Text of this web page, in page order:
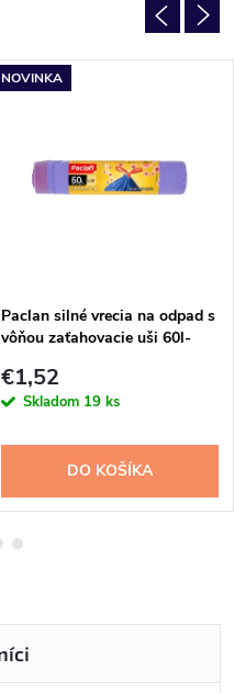
NOVINKA
Paclan silné vrecia na odpad s
vôňou zaťahovacie uši 60l-
€1,52
Skladom 19 ks
DO KOŠÍKA